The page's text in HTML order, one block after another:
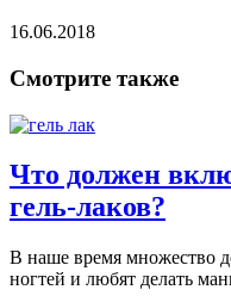
16.06.2018
Смотрите также
Что должен
гель-лаков?
В наше время множество
ногтей и любят делать